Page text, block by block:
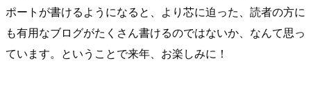
ポートが書けるようになると、より芯に迫った、読者の方に
も有用なブログがたくさん書けるのではないか、なんて思っ
ています。ということで来年、お楽しみに！